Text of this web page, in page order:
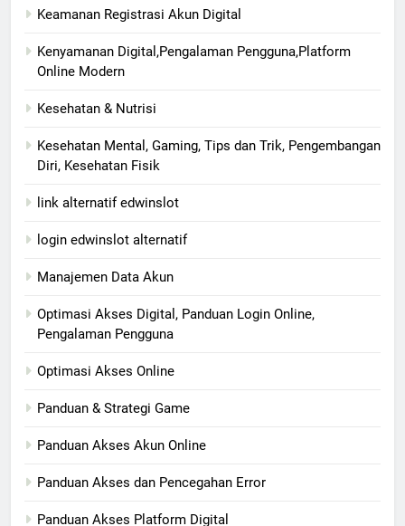
Keamanan Registrasi Akun Digital
Kenyamanan Digital,Pengalaman Pengguna,Platform
Online Modern
Kesehatan & Nutrisi
Kesehatan Mental, Gaming, Tips dan Trik, Pengembangan
Diri, Kesehatan Fisik
link alternatif edwinslot
login edwinslot alternatif
Manajemen Data Akun
Optimasi Akses Digital, Panduan Login Online,
Pengalaman Pengguna
Optimasi Akses Online
Panduan & Strategi Game
Panduan Akses Akun Online
Panduan Akses dan Pencegahan Error
Panduan Akses Platform Digital